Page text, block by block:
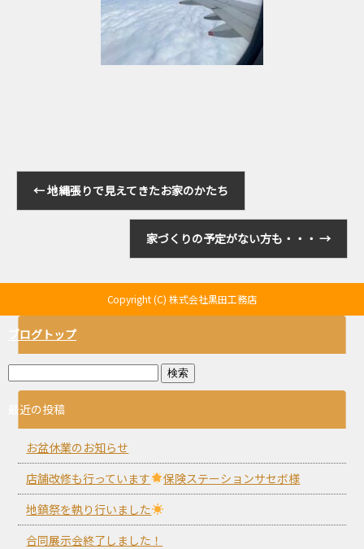
←地縄張りで見えてきたお家のかたち
家づくりの予定がない方も・・・ →
Copyright (C) 株式会社黒田工務店
ブログトップ
最近の投稿
お盆休業のお知らせ
店舗改修も行っています
保険ステーションサセボ様
地鎮祭を執り行いました
合同展示会終了しました！